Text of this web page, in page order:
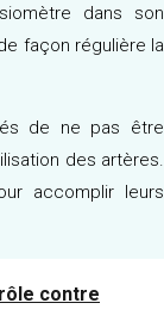
dans son
façon régulière la
de ne pas être
des artères.
accomplir leurs
contre